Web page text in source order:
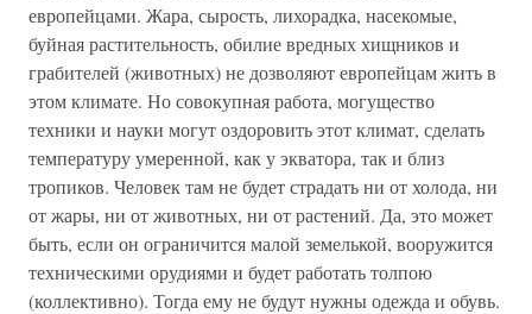
европейцами. Жара, сырость, лихорадка, насекомые,
буйная растительность, обилие вредных хищников и
грабителей (животных) не дозволяют европейцам жить в
этом климате. Но совокупная работа, могущество
техники и науки могут оздоровить этот климат, сделать
температуру умеренной, как у экватора, так и близ
тропиков. Человек там не будет страдать ни от холода, ни
от жары, ни от животных, ни от растений. Да, это может
быть, если он ограничится малой земелькой, вооружится
техническими орудиями и будет работать толпою
(коллективно). Тогда ему не будут нужны одежда и обувь.